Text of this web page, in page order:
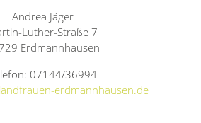
Andrea Jäger
Luther-Straße 7
Erdmannhausen
07144/36994
erdmannhausen.de